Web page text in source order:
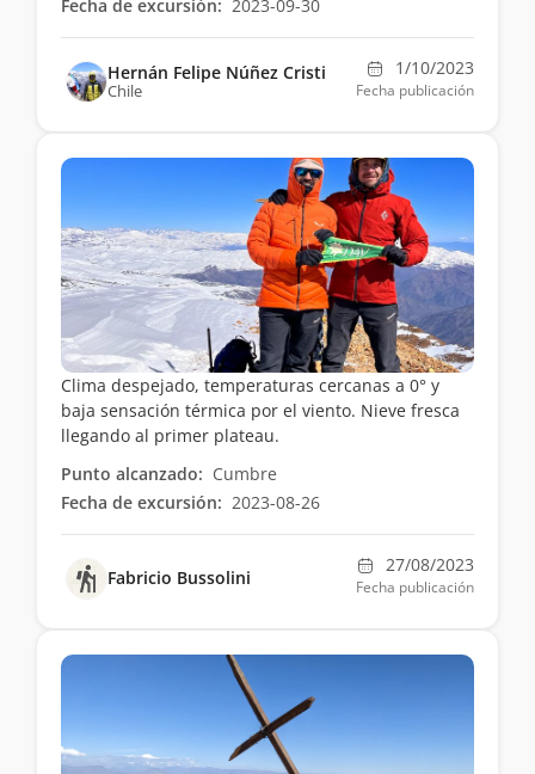
Fecha de excursión: 2023-09-30
Hernán Felipe Núñez Cristi
Chile
1/10/2023
Fecha publicación
Clima despejado, temperaturas cercanas a 0° y
baja sensación térmica por el viento. Nieve fresca
llegando al primer plateau.
Punto alcanzado: Cumbre
Fecha de excursión: 2023-08-26
Fabricio Bussolini
27/08/2023
Fecha publicación